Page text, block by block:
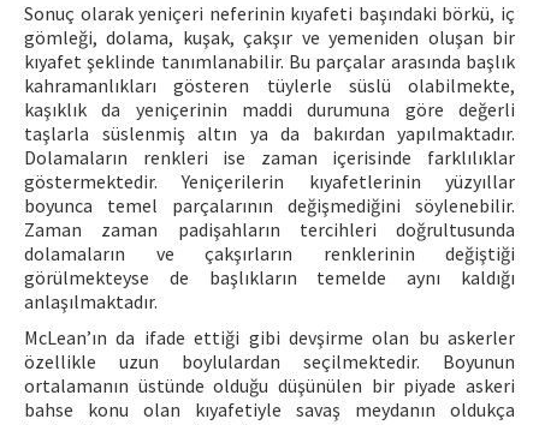
Sonuç olarak yeniçeri neferinin kıyafeti başındaki börkü, iç
gömleği, dolama, kuşak, çakşır ve yemeniden oluşan bir
kıyafet şeklinde tanımlanabilir. Bu parçalar arasında başlık
kahramanlıkları gösteren tüylerle süslü olabilmekte,
kaşıklık da yeniçerinin maddi durumuna göre değerli
taşlarla süslenmiş altın ya da bakırdan yapılmaktadır.
Dolamaların renkleri ise zaman içerisinde farklılıklar
göstermektedir. Yeniçerilerin kıyafetlerinin yüzyıllar
boyunca temel parçalarının değişmediğini söylenebilir.
Zaman zaman padişahların tercihleri doğrultusunda
dolamaların ve çakşırların renklerinin değiştiği
görülmekteyse de başlıkların temelde aynı kaldığı
anlaşılmaktadır.
McLean’ın da ifade ettiği gibi devşirme olan bu askerler
özellikle uzun boylulardan seçilmektedir. Boyunun
ortalamanın üstünde olduğu düşünülen bir piyade askeri
bahse konu olan kıyafetiyle savaş meydanın oldukça